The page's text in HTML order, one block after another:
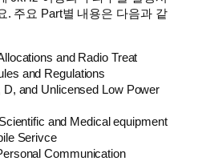
. 주요 Part별 내용은 다음과 같
and Radio Treat
and Regulations
D, and Unlicensed Low Power
and Medical equipment
Serivce
Communication